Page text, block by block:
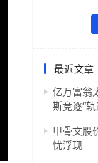
最近文章
亿万富翁
斯竞逐“
甲骨文股
忧浮现